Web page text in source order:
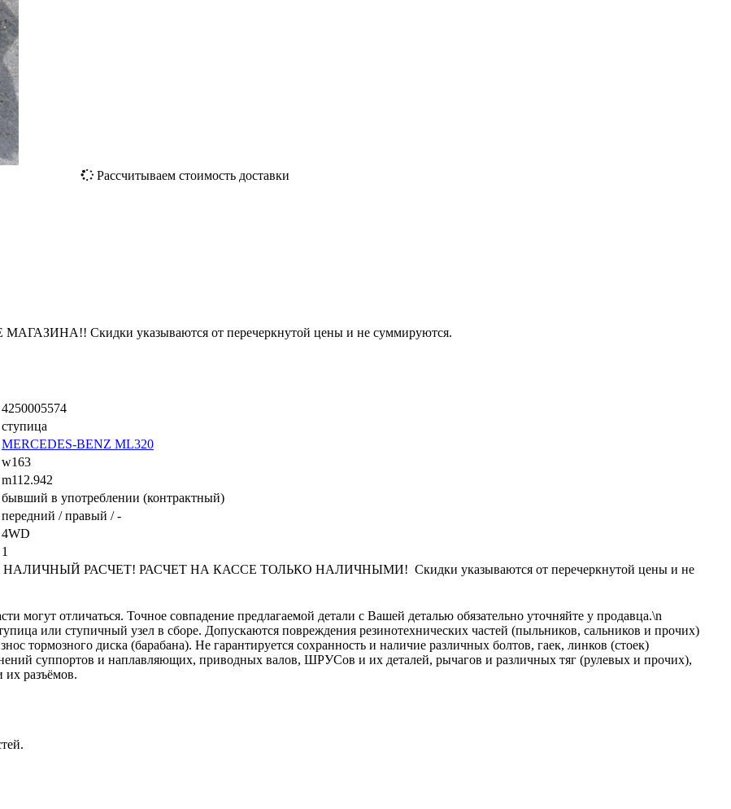
Рассчитываем стоимость доставки
Скидки указываются от перечеркнутой цены и не суммируются.
4250005574
ступица
MERCEDES-BENZ ML320
w163
m112.942
бывший в употреблении (контрактный)
передний / правый / -
4WD
1
РАСЧЕТ! РАСЧЕТ НА КАССЕ ТОЛЬКО НАЛИЧНЫМИ! Скидки указываются от перечеркнутой цены и не
могут отличаться. Точное совпадение предлагаемой детали с Вашей деталью обязательно уточняйте у продавца.\n
или ступичный узел в сборе. Допускаются повреждения резинотехнических частей (пыльников, сальников и прочих)
тормозного диска (барабана). Не гарантируется сохранность и наличие различных болтов, гаек, линков (стоек)
суппортов и наплавляющих, приводных валов, ШРУСов и их деталей, рычагов и различных тяг (рулевых и прочих),
их разъёмов.